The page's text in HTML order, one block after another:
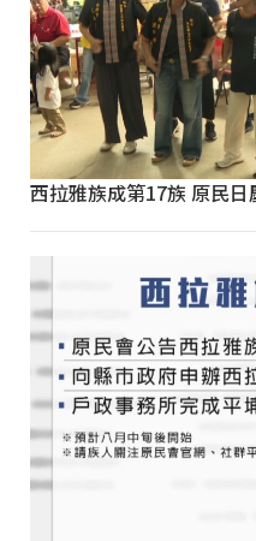
西拉雅族成第17族 原民日